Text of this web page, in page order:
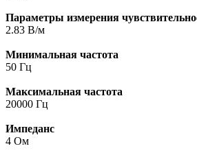
Параметры измерения
2.83 В/м
Минимальная частота
50 Гц
Максимальная частота
20000 Гц
Импеданс
4 Ом